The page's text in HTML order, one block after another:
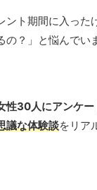
ント期間に入っ
？」と悩んでい
性30人にアンケー
議な体験談をリア